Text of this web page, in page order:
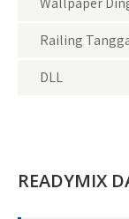
Railing
DLL
READYMIX